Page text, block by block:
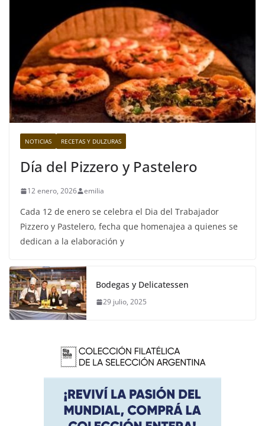
NOTICIAS RECETAS Y DULZURAS
Día del Pizzero y Pastelero
12 enero, 2026 emilia
Cada 12 de enero se celebra el Dia del Trabajador
Pizzero y Pastelero, fecha que homenajea a quienes se
dedican a la elaboración y
Bodegas y Delicatessen
29 julio, 2025